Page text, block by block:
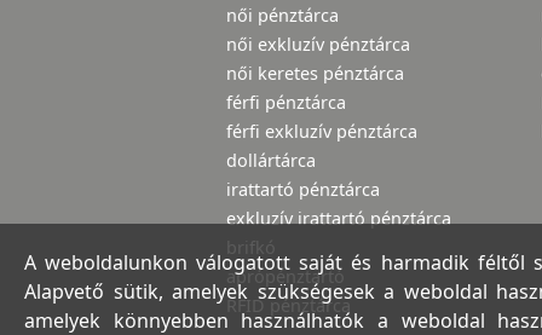
női pénztárca
női exkluzív pénztárca
női keretes pénztárca
férfi pénztárca
férfi exkluzív pénztárca
dollártárca
irattartó pénztárca
exkluzív irattartó pénztárca
brifkó
aprópénztartó
RFID pénztárca
A weboldalunkon válogatott saját és harmadik féltől
Alapvető sütik, amelyek szükségesek a weboldal
amelyek könnyebben használhatók a weboldal